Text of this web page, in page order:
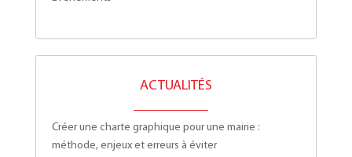
ACTUALITÉS
Créer une charte graphique pour une mairie :
méthode, enjeux et erreurs à éviter